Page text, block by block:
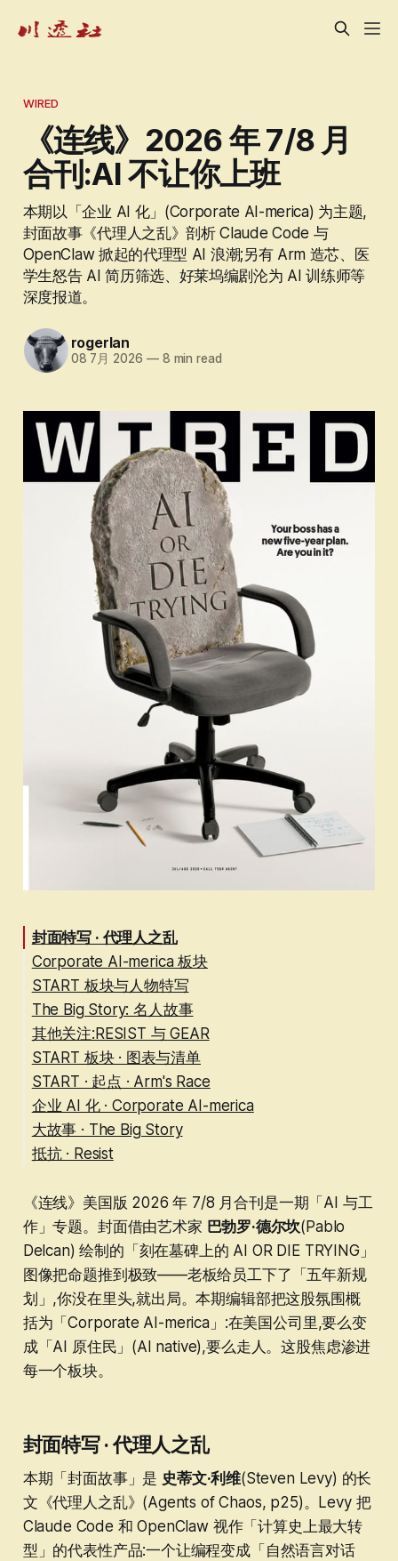
WIRED
《连线》2026 年 7/8 月
合刊:AI 不让你上班
本期以「企业 AI 化」(Corporate AI-merica) 为主题,
封面故事《代理人之乱》剖析 Claude Code 与
OpenClaw 掀起的代理型 AI 浪潮;另有 Arm 造芯、医
学生怒告 AI 简历筛选、好莱坞编剧沦为 AI 训练师等
深度报道。
rogerlan
08 7月 2026 —8 min read
封面特写 · 代理人之乱
Corporate AI-merica 板块
START 板块与人物特写
The Big Story: 名人故事
其他关注:RESIST 与 GEAR
START 板块 · 图表与清单
START · 起点 · Arm's Race
企业 AI 化 · Corporate AI-merica
大故事 · The Big Story
抵抗 · Resist
《连线》美国版 2026 年 7/8 月合刊是一期「AI 与工
作」专题。封面借由艺术家 巴勃罗·德尔坎(Pablo
Delcan) 绘制的「刻在墓碑上的 AI OR DIE TRYING」
图像把命题推到极致——老板给员工下了「五年新规
划」,你没在里头,就出局。本期编辑部把这股氛围概
括为「Corporate AI-merica」:在美国公司里,要么变
成「AI 原住民」(AI native),要么走人。这股焦虑渗进
每一个板块。
封面特写 · 代理人之乱
本期「封面故事」是 史蒂文·利维(Steven Levy) 的长
文《代理人之乱》(Agents of Chaos, p25)。Levy 把
Claude Code 和 OpenClaw 视作「计算史上最大转
型」的代表性产品:一个让编程变成「自然语言对话